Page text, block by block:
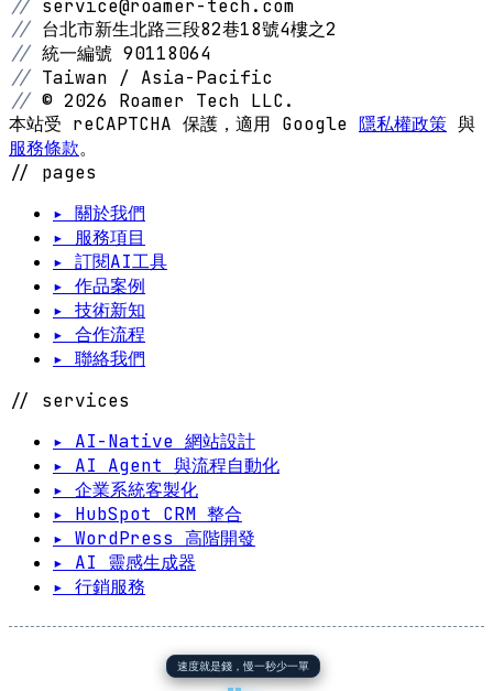
// service@roamer-tech.com
// 台北市新生北路三段82巷18號4樓之2
// 統一編號 90118064
// Taiwan / Asia-Pacific
// © 2026 Roamer Tech LLC.
本站受 reCAPTCHA 保護，適用 Google 隱私權政策 與
服務條款。
// pages
▸ 關於我們
▸ 服務項目
▸ 訂閱AI工具
▸ 作品案例
▸ 技術新知
▸ 合作流程
▸ 聯絡我們
// services
▸ AI-Native 網站設計
▸ AI Agent 與流程自動化
▸ 企業系統客製化
▸ HubSpot CRM 整合
▸ WordPress 高階開發
▸ AI 靈感生成器
▸ 行銷服務
速度就是錢，慢一秒少一單